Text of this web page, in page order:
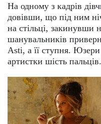
На одному з кадрів
довівши, що під ним
на стільці, закинувши
шанувальників
Asti, а її ступня. Юзери
артистки шість пальців.